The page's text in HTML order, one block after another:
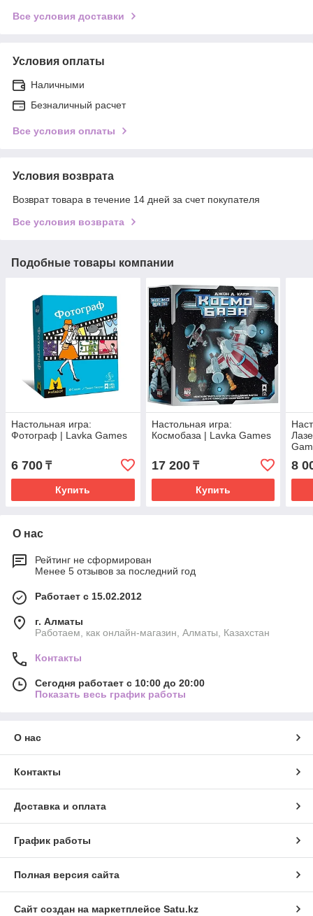
Все условия доставки
Условия оплаты
Наличными
Безналичный расчет
Все условия оплаты
Условия возврата
Возврат товара в течение 14 дней за счет покупателя
Все условия возврата
Подобные товары компании
Настольная игра:
Фотограф | Lavka Games
6 700 ₸
Купить
Настольная игра:
Космобаза | Lavka Games
17 200₸
Купить
8
О нас
Рейтинг не сформирован
Менее 5 отзывов за последний год
Работает с 15.02.2012
г. Алматы
Работаем, как онлайн-магазин, Алматы, Казахстан
Контакты
Сегодня работает с 10:00 до 20:00
Показать весь график работы
О нас
Контакты
Доставка и оплата
График работы
Полная версия сайта
Сайт создан на маркетплейсе Satu.kz